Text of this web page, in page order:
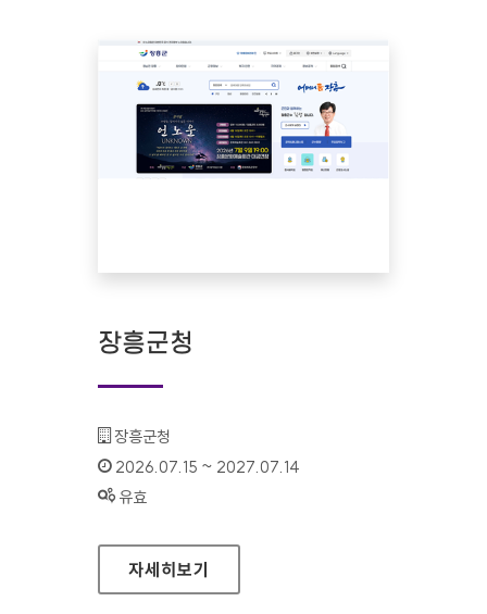
장흥군청
기관명 :
장흥군청
인증기간 :
2026.07.15 ~ 2027.07.14
상태 :
유효
장흥군청
자세히보기